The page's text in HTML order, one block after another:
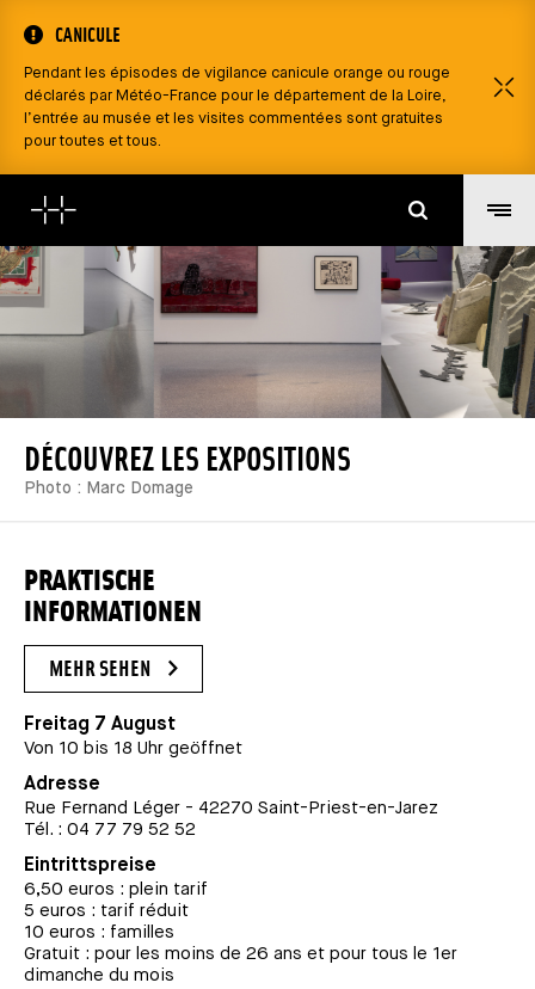
CANICULE
Pendant les épisodes de vigilance canicule orange ou rouge
déclarés par Météo-France pour le département de la Loire,
l’entrée au musée et les visites commentées sont gratuites
pour toutes et tous.
DÉCOUVREZ LES EXPOSITIONS
Photo : Marc Domage
PRAKTISCHE
INFORMATIONEN
MEHR SEHEN
Freitag 7 August
Von 10 bis 18 Uhr geöffnet
Adresse
Rue Fernand Léger - 42270 Saint-Priest-en-Jarez
Tél. : 04 77 79 52 52
Eintrittspreise
6,50 euros : plein tarif
5 euros : tarif réduit
10 euros : familles
Gratuit : pour les moins de 26 ans et pour tous le 1er
dimanche du mois